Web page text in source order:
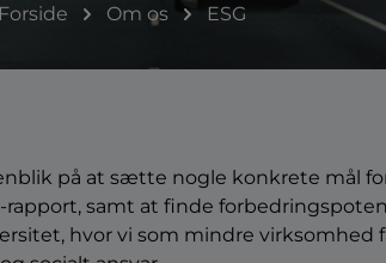
Forside Om os ESG
på at sætte nogle konkrete mål
samt at finde
hvor vi som mindre